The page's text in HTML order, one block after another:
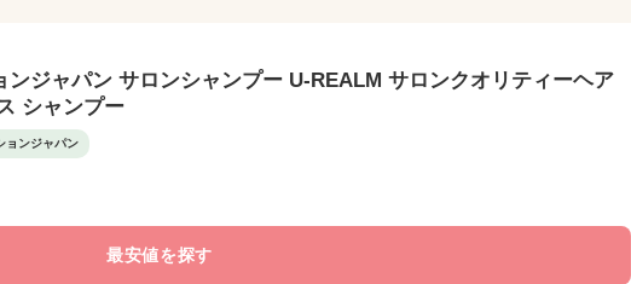
ンジャパン サロンシャンプー U-REALM サロンクオリティーヘア
シャンプー
ョンジャパン
最安値を探す